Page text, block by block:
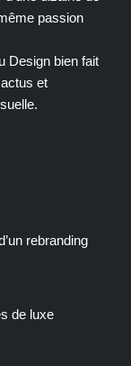
passion
Design bien fait
et
rebranding
de luxe